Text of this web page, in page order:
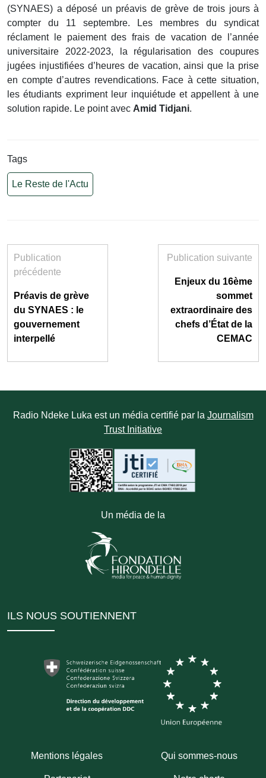
(SYNAES) a déposé un préavis de grève de trois jours à
compter du 11 septembre. Les membres du syndicat
réclament le paiement des frais de vacation de l’année
universitaire 2022-2023, la régularisation des coupures
jugées injustifiées d’heures de vacation, ainsi que la prise
en compte d’autres revendications. Face à cette situation,
les étudiants expriment leur inquiétude et appellent à une
solution rapide. Le point avec Amid Tidjani.
Tags
Le Reste de l'Actu
Publication
précédente
Préavis de grève
du SYNAES : le
gouvernement
interpellé
Publication suivante
Enjeux du 16ème
sommet
extraordinaire des
chefs d’État de la
CEMAC
Radio Ndeke Luka est un média certifié par la Journalism
Trust Initiative
Un média de la
ILS NOUS SOUTIENNENT
Mentions légales Qui sommes-nous